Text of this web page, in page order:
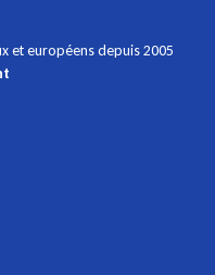
et européens depuis 2005